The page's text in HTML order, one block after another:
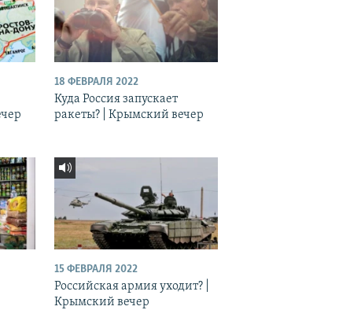
18 ФЕВРАЛЯ 2022
Куда Россия запускает
ракеты? | Крымский вечер
15 ФЕВРАЛЯ 2022
Российская армия уходит? |
Крымский вечер